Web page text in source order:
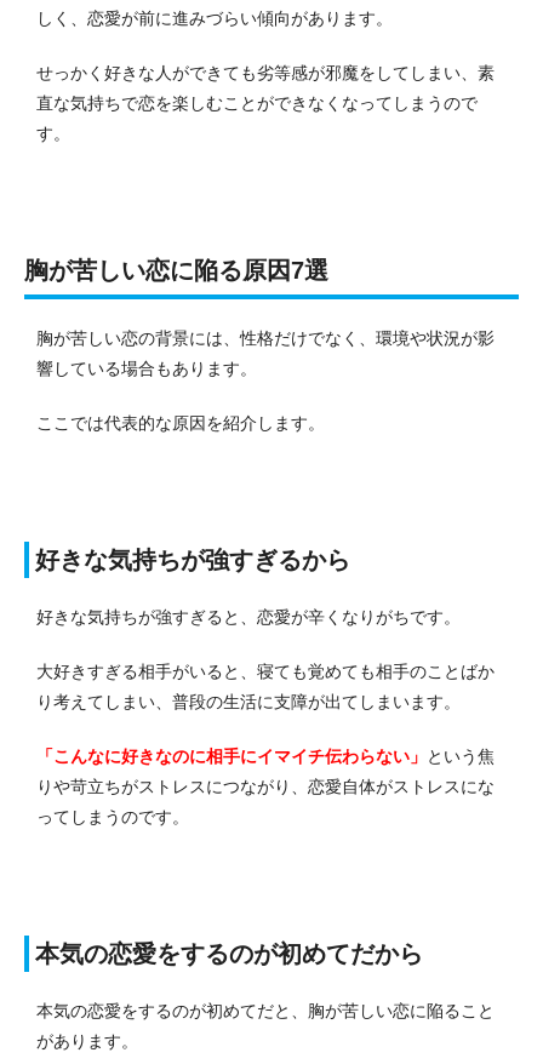
しく、恋愛が前に進みづらい傾向があります。
せっかく好きな人ができても劣等感が邪魔をしてしまい、素
直な気持ちで恋を楽しむことができなくなってしまうので
す。
胸が苦しい恋に陥る原因7選
胸が苦しい恋の背景には、性格だけでなく、環境や状況が影
響している場合もあります。
ここでは代表的な原因を紹介します。
好きな気持ちが強すぎるから
好きな気持ちが強すぎると、恋愛が辛くなりがちです。
大好きすぎる相手がいると、寝ても覚めても相手のことばか
り考えてしまい、普段の生活に支障が出てしまいます。
「こんなに好きなのに相手にイマイチ伝わらない」 という焦
りや苛立ちがストレスにつながり、恋愛自体がストレスにな
ってしまうのです。
本気の恋愛をするのが初めてだから
本気の恋愛をするのが初めてだと、胸が苦しい恋に陥ること
があります。